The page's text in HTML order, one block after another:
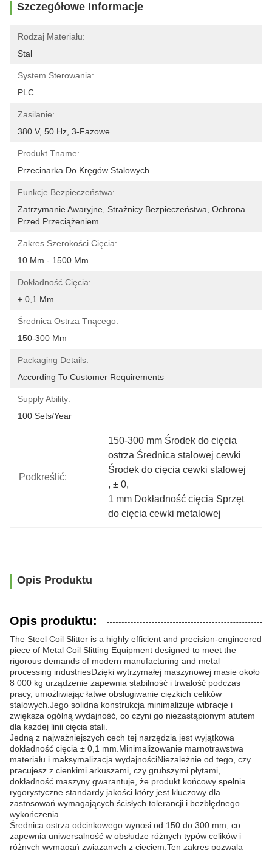
Szczegółowe Informacje
Rodzaj Materiału:
Stal
System Sterowania:
PLC
Zasilanie:
380 V, 50 Hz, 3-Fazowe
Produkt Tname:
Przecinarka Do Kręgów Stalowych
Funkcje Bezpieczeństwa:
Zatrzymanie Awaryjne, Strażnicy Bezpieczeństwa, Ochrona
Przed Przeciążeniem
Zakres Szerokości Cięcia:
10 Mm - 1500 Mm
Dokładność Cięcia:
± 0,1 Mm
Średnica Ostrza Tnącego:
150-300 Mm
Packaging Details:
According To Customer Requirements
Supply Ability:
100 Sets/year
Podkreślić:
150-300 mm Środek do cięcia
ostrza Średnica stalowej cewki
Środek do cięcia cewki stalowej
, ± 0,
1 mm Dokładność cięcia Sprzęt
do cięcia cewki metalowej
Opis Produktu
Opis produktu:
The Steel Coil Slitter is a highly efficient and precision-engineered
piece of Metal Coil Slitting Equipment designed to meet the
rigorous demands of modern manufacturing and metal
processing industriesDzięki wytrzymałej maszynowej masie około
8 000 kg urządzenie zapewnia stabilność i trwałość podczas
pracy, umożliwiając łatwe obsługiwanie ciężkich celików
stalowych.Jego solidna konstrukcja minimalizuje wibracje i
zwiększa ogólną wydajność, co czyni go niezastąpionym atutem
dla każdej linii cięcia stali.
Jedną z najważniejszych cech tej narzędzia jest wyjątkowa
dokładność cięcia ± 0,1 mm.Minimalizowanie marnotrawstwa
materiału i maksymalizacja wydajnościNiezależnie od tego, czy
pracujesz z cienkimi arkuszami, czy grubszymi płytami,
dokładność maszyny gwarantuje, że produkt końcowy spełnia
rygorystyczne standardy jakości.który jest kluczowy dla
zastosowań wymagających ścisłych tolerancji i bezbłędnego
wykończenia.
Średnica ostrza odcinkowego wynosi od 150 do 300 mm, co
zapewnia uniwersalność w obsłudze różnych typów celików i
różnych wymagań związanych z cięciem.Ten zakres pozwala